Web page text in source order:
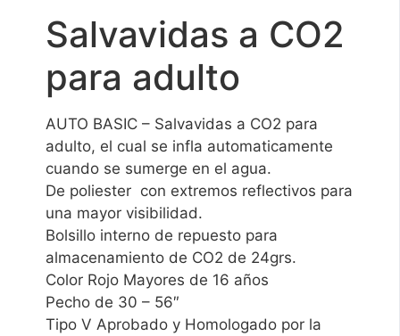
Salvavidas a CO2
para adulto
AUTO BASIC – Salvavidas a CO2 para
adulto, el cual se infla automaticamente
cuando se sumerge en el agua.
De poliester con extremos reflectivos para
una mayor visibilidad.
Bolsillo interno de repuesto para
almacenamiento de CO2 de 24grs.
Color Rojo Mayores de 16 años
Pecho de 30 – 56″
Tipo V Aprobado y Homologado por la